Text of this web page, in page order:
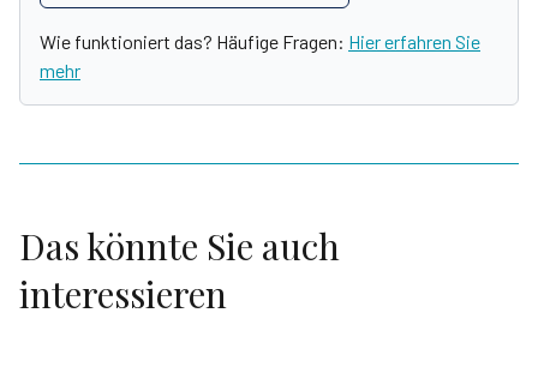
Wie funktioniert das? Häufige Fragen: Hier erfahren Sie
mehr
Das könnte Sie auch
interessieren